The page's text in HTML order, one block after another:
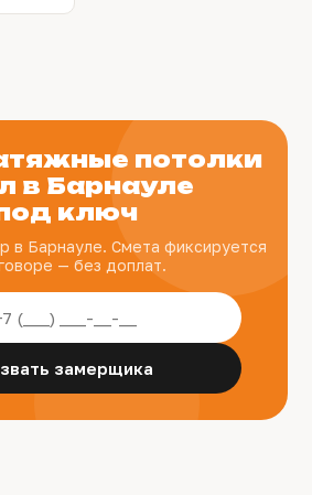
потолки
в Барнауле
ключ
в Барнауле. Смета фиксируется
— без доплат.
замерщика